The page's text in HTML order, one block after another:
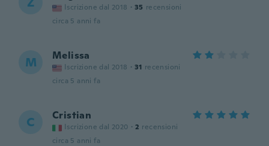
Iscrizione dal 2018 · 35 recensioni
circa 5 anni fa
M Melissa
Iscrizione dal 2018 · 31 recensioni
circa 5 anni fa
C Cristian
Iscrizione dal 2020 · 2 recensioni
circa 5 anni fa